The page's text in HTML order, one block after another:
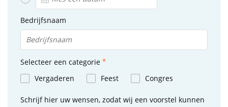
Bedrijfsnaam
Selecteer een categorie
Vergaderen
Feest Congres
Schrijf hier uw wensen, zodat wij een voorstel kunnen